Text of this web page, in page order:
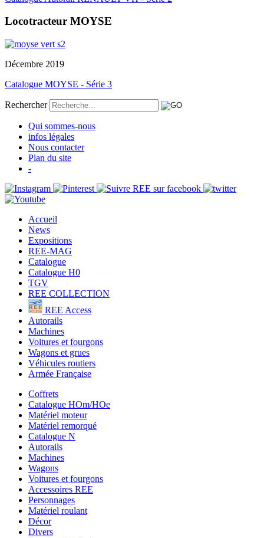
Locotracteur MOYSE
Décembre 2019
Catalogue MOYSE - Série 3
Rechercher
Qui sommes-nous
infos légales
Nous contacter
Plan du site
-
Accueil
News
Expositions
REE-MAG
Catalogue
Catalogue H0
TGV
REE COLLECTION
REE Access
Autorails
Machines
Voitures et fourgons
Wagons et grues
Véhicules routiers
Armée Française
Coffrets
Catalogue HOm/HOe
Matériel moteur
Matériel remorqué
Catalogue N
Autorails
Machines
Wagons
Voitures et fourgons
Accessoires REE
Personnages
Matériel roulant
Décor
Divers